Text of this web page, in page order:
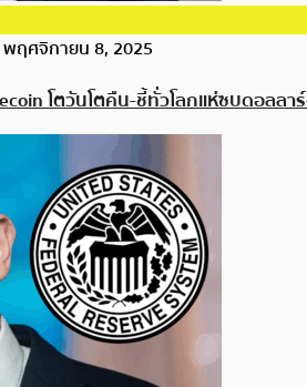
พฤศจิกายน 8, 2025
โตวันโตคืน-ชี้ทั่วโลกแห่ซบดอลลา